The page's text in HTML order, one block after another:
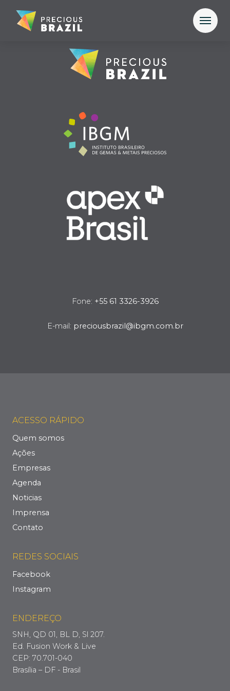
Fone: +55 61 3326-3926
E-mail: preciousbrazil@ibgm.com.br
ACESSO RÁPIDO
Quem somos
Ações
Empresas
Agenda
Noticias
Imprensa
Contato
REDES SOCIAIS
Facebook
Instagram
ENDEREÇO
SNH, QD 01, BL D, Sl 207.
Ed. Fusion Work & Live
CEP: 70.701-040
Brasília – DF - Brasil